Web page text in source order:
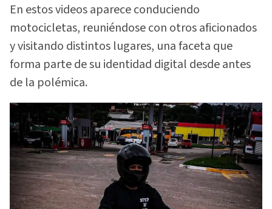
En estos videos aparece conduciendo
motocicletas, reuniéndose con otros aficionados
y visitando distintos lugares, una faceta que
forma parte de su identidad digital desde antes
de la polémica.